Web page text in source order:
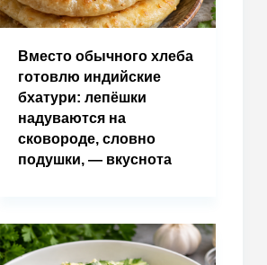
Вместо обычного хлеба
готовлю индийские
бхатури: лепёшки
надуваются на
сковороде, словно
подушки, — вкуснота